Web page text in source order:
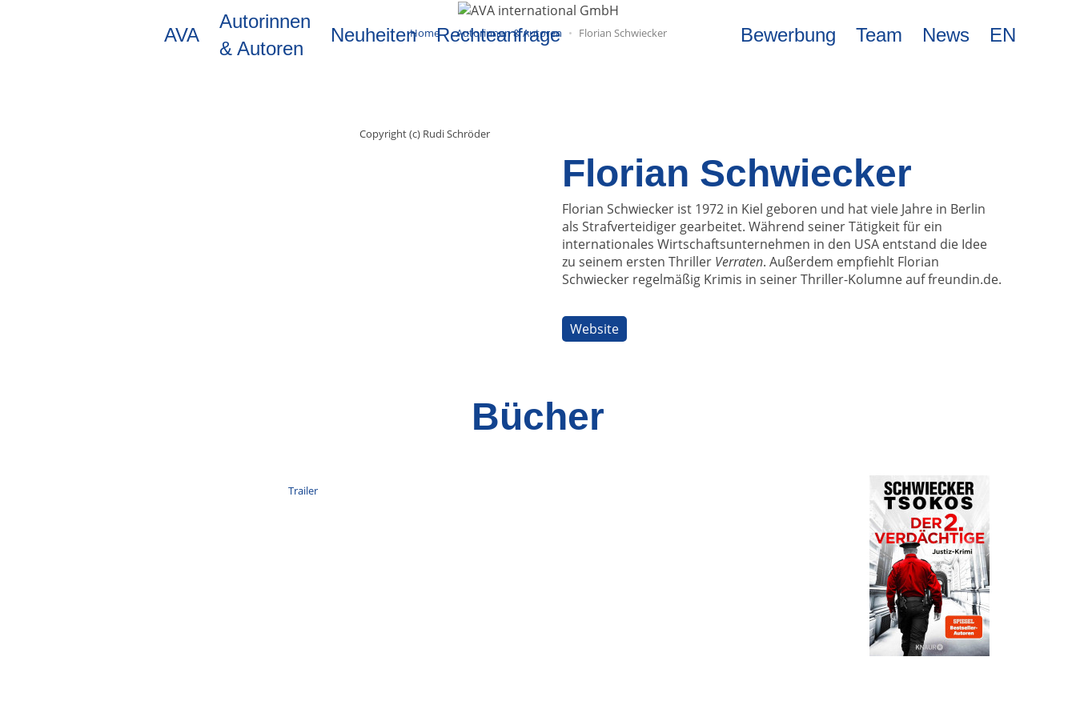
AVA
Autorinnen
& Autoren
Neuheiten Rechteanfrage Bewerbung Team News EN
Home Autorinnen & Autoren Florian Schwiecker
Copyright (c) Rudi Schröder
Florian Schwiecker
Florian Schwiecker ist 1972 in Kiel geboren und hat viele Jahre in Berlin
als Strafverteidiger gearbeitet. Während seiner Tätigkeit für ein
internationales Wirtschaftsunternehmen in den USA entstand die Idee
zu seinem ersten Thriller Verraten. Außerdem empfiehlt Florian
Schwiecker regelmäßig Krimis in seiner Thriller-Kolumne auf freundin.de.
Website
Bücher
Trailer